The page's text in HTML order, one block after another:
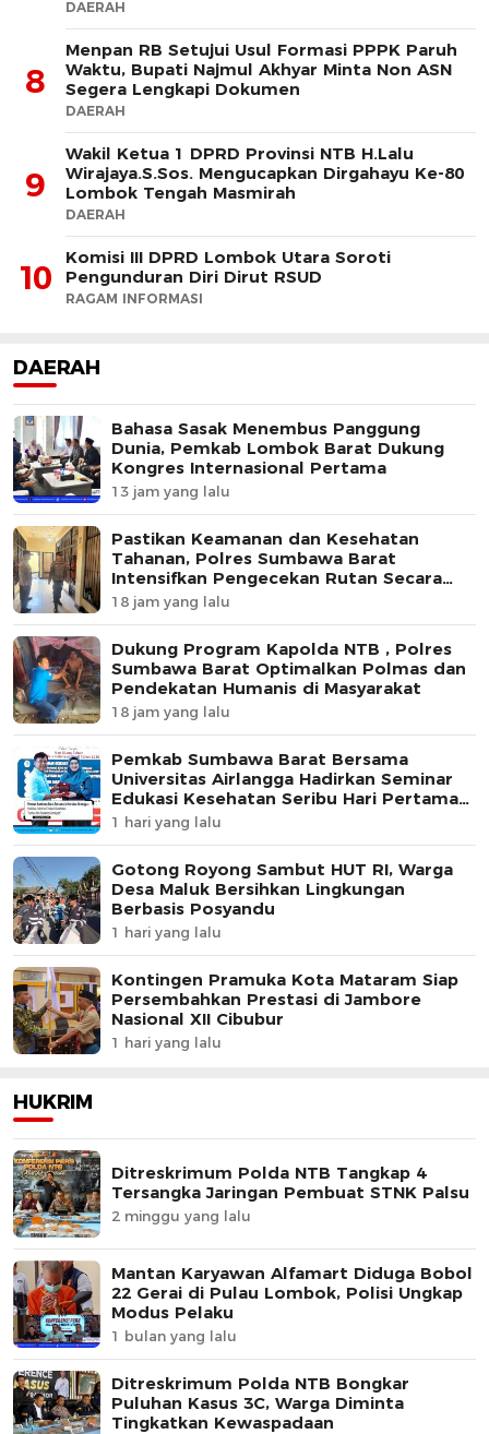
DAERAH
8
Menpan RB Setujui Usul Formasi PPPK Paruh
Waktu, Bupati Najmul Akhyar Minta Non ASN
Segera Lengkapi Dokumen
DAERAH
9
Wakil Ketua 1 DPRD Provinsi NTB H.Lalu
Wirajaya.S.Sos. Mengucapkan Dirgahayu Ke-80
Lombok Tengah Masmirah
DAERAH
10
Komisi III DPRD Lombok Utara Soroti
Pengunduran Diri Dirut RSUD
RAGAM INFORMASI
DAERAH
Bahasa Sasak Menembus Panggung
Dunia, Pemkab Lombok Barat Dukung
Kongres Internasional Pertama
13 jam yang lalu
Pastikan Keamanan dan Kesehatan
Tahanan, Polres Sumbawa Barat
Intensifkan Pengecekan Rutan Secara
Berkala
18 jam yang lalu
Dukung Program Kapolda NTB , Polres
Sumbawa Barat Optimalkan Polmas dan
Pendekatan Humanis di Masyarakat
18 jam yang lalu
Pemkab Sumbawa Barat Bersama
Universitas Airlangga Hadirkan Seminar
Edukasi Kesehatan Seribu Hari Pertama
Kehidupan
1 hari yang lalu
Gotong Royong Sambut HUT RI, Warga
Desa Maluk Bersihkan Lingkungan
Berbasis Posyandu
1 hari yang lalu
Kontingen Pramuka Kota Mataram Siap
Persembahkan Prestasi di Jambore
Nasional XII Cibubur
1 hari yang lalu
HUKRIM
Ditreskrimum Polda NTB Tangkap 4
Tersangka Jaringan Pembuat STNK Palsu
2 minggu yang lalu
Mantan Karyawan Alfamart Diduga Bobol
22 Gerai di Pulau Lombok, Polisi Ungkap
Modus Pelaku
1 bulan yang lalu
Ditreskrimum Polda NTB Bongkar
Puluhan Kasus 3C, Warga Diminta
Tingkatkan Kewaspadaan